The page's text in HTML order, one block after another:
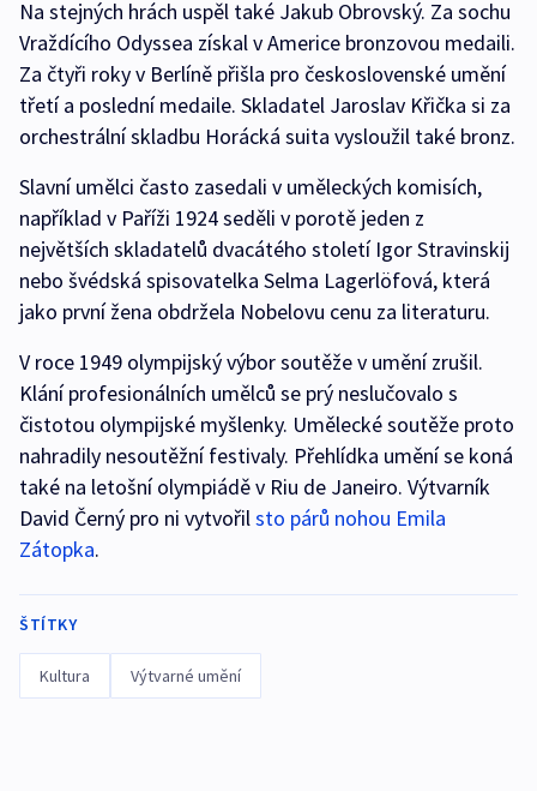
Na stejných hrách uspěl také Jakub Obrovský. Za sochu
Vraždícího Odyssea získal v Americe bronzovou medaili.
Za čtyři roky v Berlíně přišla pro československé umění
třetí a poslední medaile. Skladatel Jaroslav Křička si za
orchestrální skladbu Horácká suita vysloužil také bronz.
Slavní umělci často zasedali v uměleckých komisích,
například v Paříži 1924 seděli v porotě jeden z
největších skladatelů dvacátého století Igor Stravinskij
nebo švédská spisovatelka Selma Lagerlöfová, která
jako první žena obdržela Nobelovu cenu za literaturu.
V roce 1949 olympijský výbor soutěže v umění zrušil.
Klání profesionálních umělců se prý neslučovalo s
čistotou olympijské myšlenky. Umělecké soutěže proto
nahradily nesoutěžní festivaly. Přehlídka umění se koná
také na letošní olympiádě v Riu de Janeiro. Výtvarník
David Černý pro ni vytvořilsto párů nohou Emila
Zátopka.
ŠTÍTKY
Kultura Výtvarné umění